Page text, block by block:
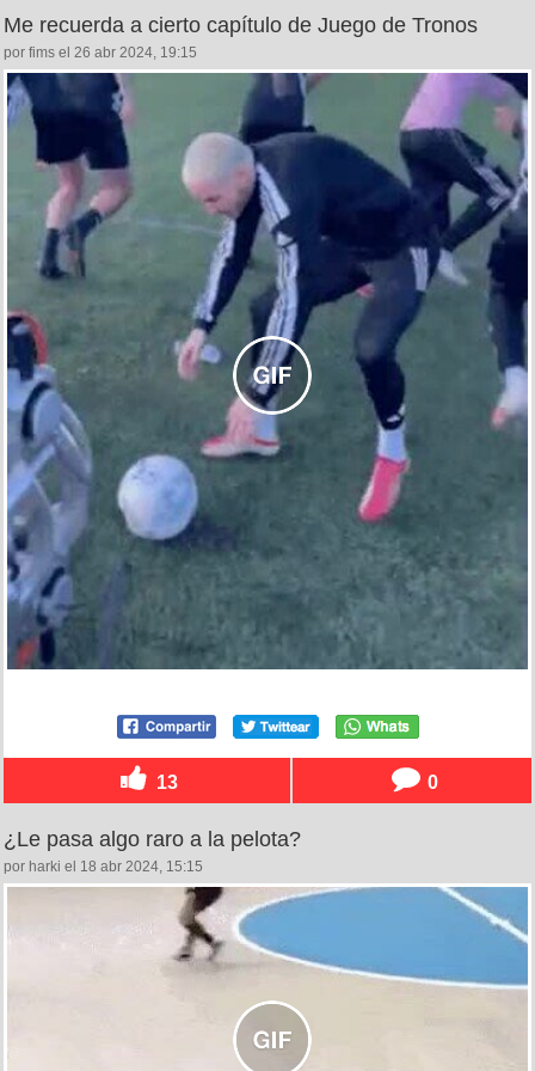
Me recuerda a cierto capítulo de Juego de Tronos
por fims el 26 abr 2024, 19:15
13 0
¿Le pasa algo raro a la pelota?
por harki el 18 abr 2024, 15:15